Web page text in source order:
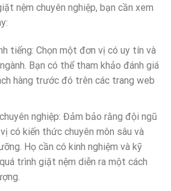
nệm chuyên nghiệp, bạn cần xem
tiếng: Chọn một đơn vị có uy tín và
Bạn có thể tham khảo đánh giá
hàng trước đó trên các trang web
nghiệp: Đảm bảo rằng đội ngũ
có kiến thức chuyên môn sâu và
Họ cần có kinh nghiệm và kỹ
trình giặt nệm diễn ra một cách